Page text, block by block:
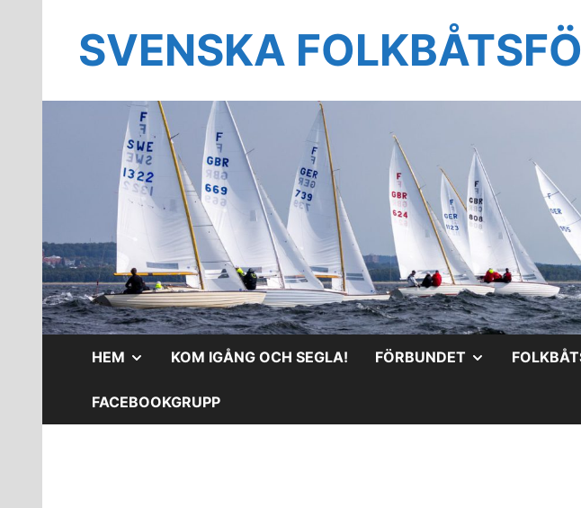
innehållSVENSKA
HEM VISA
UNDERMENY
KOM IGÅNG OCH SEGLA! FÖRBUNDET VISA
FACEBOOKGRUPP